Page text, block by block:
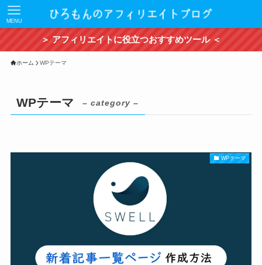
MENU
＞ アフィリエイトに役立つおすすめツール ＜
ホーム WPテーマ
WPテーマ – category –
WPテーマ